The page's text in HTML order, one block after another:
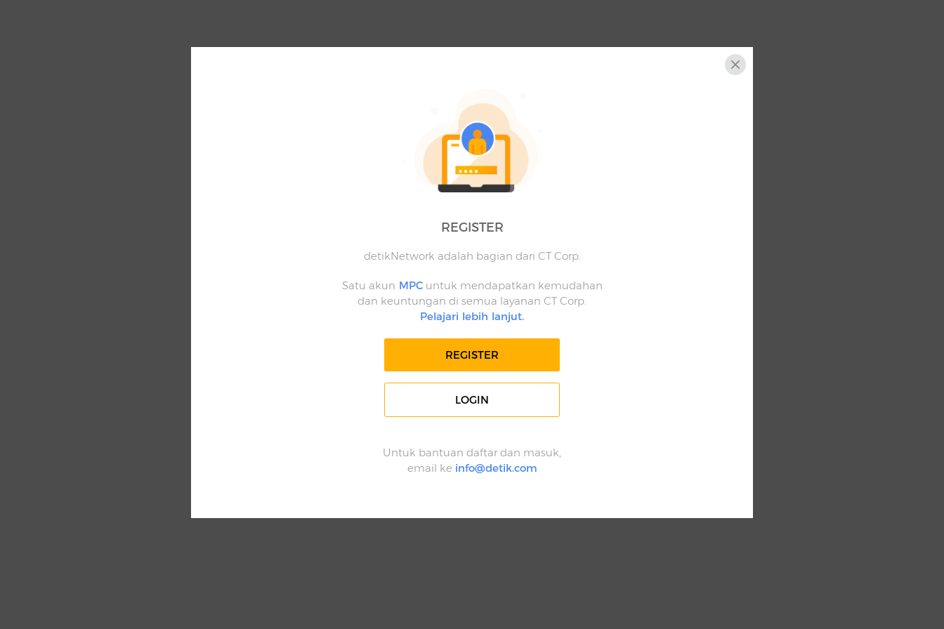
REGISTER
detikNetwork adalah bagian dari CT Corp.
Satu akun MPCuntuk mendapatkan kemudahan
dan keuntungan di semua layanan CT Corp.
Pelajari lebih lanjut.
REGISTER
LOGIN
Untuk bantuan daftar dan masuk,
email ke info@detik.com